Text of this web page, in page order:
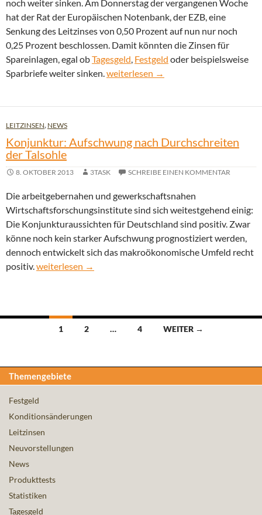
noch weiter sinken. Am Donnerstag der vergangenen Woche
hat der Rat der Europäischen Notenbank, der EZB, eine
Senkung des Leitzinses von 0,50 Prozent auf nun nur noch
0,25 Prozent beschlossen. Damit könnten die Zinsen für
Spareinlagen, egal obTagesgeld, Festgeld oder beispielsweise
Sparbriefe weiter sinken.Niedrige Sparzinsen: Ist das Ende der
weiterlesen →
LEITZINSEN, NEWS
Konjunktur: Aufschwung nach Durchschreiten
der Talsohle
8. OKTOBER 2013 3TASK SCHREIBE EINEN KOMMENTAR
Die arbeitgebernahen und gewerkschaftsnahen
Wirtschaftsforschungsinstitute sind sich weitestgehend einig:
Die Konjunkturaussichten für Deutschland sind positiv. Zwar
könne noch kein starker Aufschwung prognostiziert werden,
dennoch entwickelt sich das makroökonomische Umfeld recht
positiv.Konjunktur: Aufschwung nach Durchschreiten der
weiterlesen →
Beitragsnavigation
1 2 … 4 WEITER →
Themengebiete
Festgeld
Konditionsänderungen
Leitzinsen
Neuvorstellungen
News
Produkttests
Statistiken
Tagesgeld